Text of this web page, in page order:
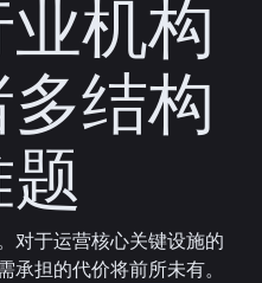
机构
结构
对于运营核心关键设施的
承担的代价将前所未有。